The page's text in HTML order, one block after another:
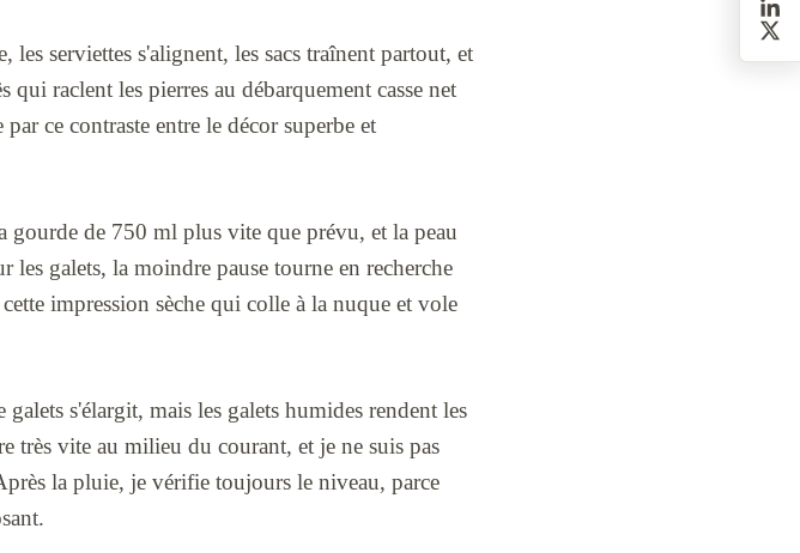
serviettes s'alignent, les sacs traînent partout, et
raclent les pierres au débarquement casse net
ce contraste entre le décor superbe et
gourde de 750 ml plus vite que prévu, et la peau
galets, la moindre pause tourne en recherche
impression sèche qui colle à la nuque et vole
s'élargit, mais les galets humides rendent les
très vite au milieu du courant, et je ne suis pas
la pluie, je vérifie toujours le niveau, parce